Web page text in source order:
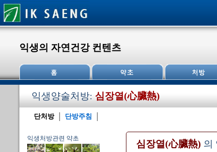
익생의 자연건강 컨텐츠
익생양술처방: 심장열(心臟熱)
단처방 단방주침
익생처방관련 약초
심장열(心臟熱) 의